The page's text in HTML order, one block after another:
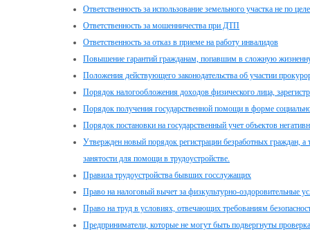
Ответственность за использование земельного участка не по
Ответственность за мошенничества при ДТП
Ответственность за отказ в приеме на работу инвалидов
Повышение гарантий гражданам, попавшим в сложную
Положения действующего законодательства об участии
Порядок налогообложения доходов физического лица,
Порядок получения государственной помощи в форме
Порядок постановки на государственный учет объектов
Утвержден новый порядок регистрации безработных граждан,
занятости для помощи в трудоустройстве.
Правила трудоустройства бывших госслужащих
Право на налоговый вычет за физкультурно-оздоровительные
Право на труд в условиях, отвечающих требованиям
Предприниматели, которые не могут быть подвергнуты